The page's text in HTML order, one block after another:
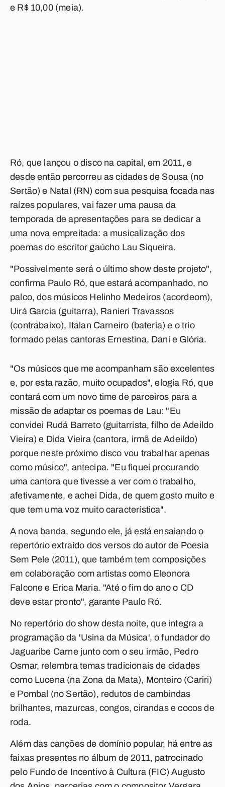
e R$ 10,00 (meia).
Ró, que lançou o disco na capital, em 2011, e
desde então percorreu as cidades de Sousa (no
Sertão) e Natal (RN) com sua pesquisa focada nas
raízes populares, vai fazer uma pausa da
temporada de apresentações para se dedicar a
uma nova empreitada: a musicalização dos
poemas do escritor gaúcho Lau Siqueira.
"Possivelmente será o último show deste projeto",
confirma Paulo Ró, que estará acompanhado, no
palco, dos músicos Helinho Medeiros (acordeom),
Uirá Garcia (guitarra), Ranieri Travassos
(contrabaixo), Italan Carneiro (bateria) e o trio
formado pelas cantoras Ernestina, Dani e Glória.
"Os músicos que me acompanham são excelentes
e, por esta razão, muito ocupados", elogia Ró, que
contará com um novo time de parceiros para a
missão de adaptar os poemas de Lau: "Eu
convidei Rudá Barreto (guitarrista, filho de Adeildo
Vieira) e Dida Vieira (cantora, irmã de Adeildo)
porque neste próximo disco vou trabalhar apenas
como músico", antecipa. "Eu fiquei procurando
uma cantora que tivesse a ver com o trabalho,
afetivamente, e achei Dida, de quem gosto muito e
que tem uma voz muito característica".
A nova banda, segundo ele, já está ensaiando o
repertório extraído dos versos do autor de Poesia
Sem Pele (2011), que também tem composições
em colaboração com artistas como Eleonora
Falcone e Erica Maria. "Até o fim do ano o CD
deve estar pronto", garante Paulo Ró.
No repertório do show desta noite, que integra a
programação da 'Usina da Música', o fundador do
Jaguaribe Carne junto com o seu irmão, Pedro
Osmar, relembra temas tradicionais de cidades
como Lucena (na Zona da Mata), Monteiro (Cariri)
e Pombal (no Sertão), redutos de cambindas
brilhantes, mazurcas, congos, cirandas e cocos de
roda.
Além das canções de domínio popular, há entre as
faixas presentes no álbum de 2011, patrocinado
pelo Fundo de Incentivo à Cultura (FIC) Augusto